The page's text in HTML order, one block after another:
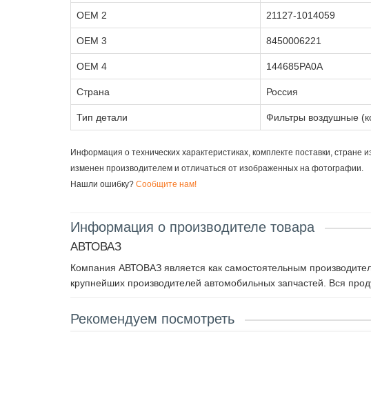
OEM 2 21127-1014059
OEM 3 8450006221
OEM 4 144685PA0A
Страна Россия
Тип детали Фильтры воздушные
Информация о технических характеристиках, комплекте поставки,
изменен производителем и отличаться от изображенных на фотографии.
Нашли ошибку? Сообщите нам!
Информация о производителе товара
АВТОВАЗ
Компания АВТОВАЗ является как самостоятельным
крупнейших производителей автомобильных запчастей. Вся
Рекомендуем посмотреть